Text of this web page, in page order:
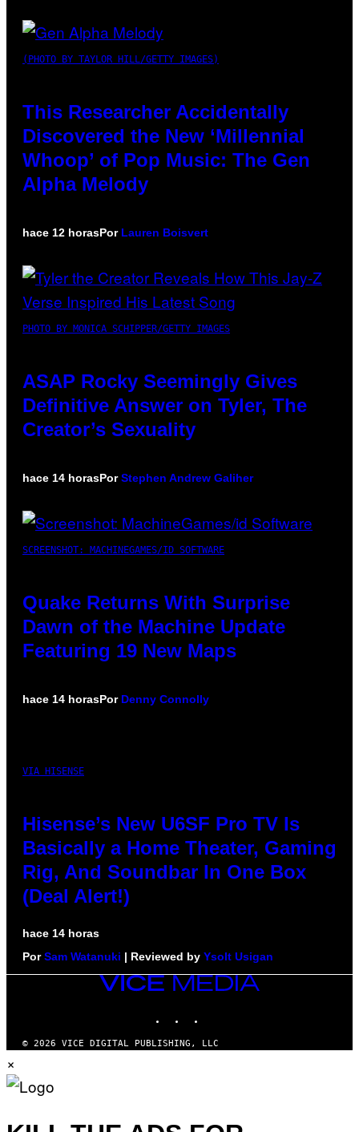
(PHOTO BY TAYLOR HILL/GETTY IMAGES)
This Researcher Accidentally
Discovered the New ‘Millennial
Whoop’ of Pop Music: The Gen
Alpha Melody
hace 12 horasPor Lauren Boisvert
PHOTO BY MONICA SCHIPPER/GETTY IMAGES
ASAP Rocky Seemingly Gives
Definitive Answer on Tyler, The
Creator’s Sexuality
hace 14 horasPorStephen Andrew Galiher
SCREENSHOT: MACHINEGAMES/ID SOFTWARE
Quake Returns With Surprise
Dawn of the Machine Update
Featuring 19 New Maps
hace 14 horasPor Denny Connolly
VIA HISENSE
Hisense’s New U6SF Pro TV Is
Basically a Home Theater, Gaming
Rig, And Soundbar In One Box
(Deal Alert!)
hace 14 horas
PorSam Watanuki | Reviewed by Ysolt Usigan
VICE
MEDIA
© 2026 VICE DIGITAL PUBLISHING, LLC
×